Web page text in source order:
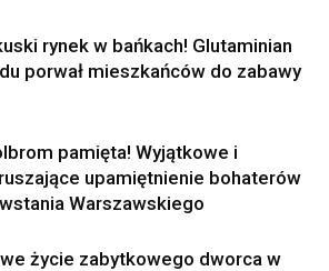
rynek w bańkach! Glutaminian
porwał mieszkańców do zabawy
pamięta! Wyjątkowe i
upamiętnienie bohaterów
Warszawskiego
życie zabytkowego dworca w